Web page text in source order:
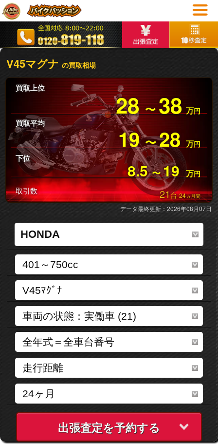
V45マグナ の買取相場
買取上位
28 〜38 万円
買取平均
19 〜28 万円
下位
8.5 〜19 万円
取引数 21台24ヵ月間
データ最終更新：2026年08月07日
出張査定を予約する